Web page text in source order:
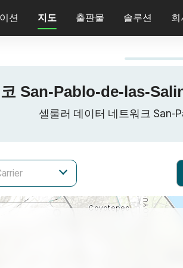
션 지도 출판물 솔루션 회
San-Pablo-de-las-
셀룰러 데이터 네트워크 San-